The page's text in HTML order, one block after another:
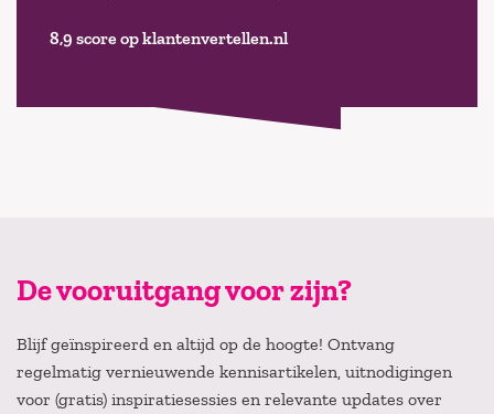
8,9 score op klantenvertellen.nl
De vooruitgang voor zijn?
Blijf geïnspireerd en altijd op de hoogte! Ontvang
regelmatig vernieuwende kennisartikelen, uitnodigingen
voor (gratis) inspiratiesessies en relevante updates over